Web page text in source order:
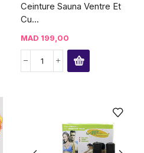
Ceinture Sauna Ventre Et
Cu...
MAD 199,00